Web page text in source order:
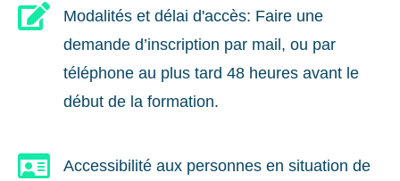

Modalités et délai d'accès: Faire une
demande d’inscription par mail, ou par
téléphone au plus tard 48 heures avant le
début de la formation.

Accessibilité aux personnes en situation de